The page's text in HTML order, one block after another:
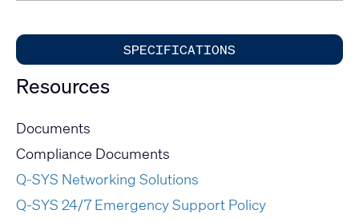
SPECIFICATIONS
Resources
Documents
Compliance Documents
Q-SYS Networking Solutions
Q-SYS 24/7 Emergency Support Policy